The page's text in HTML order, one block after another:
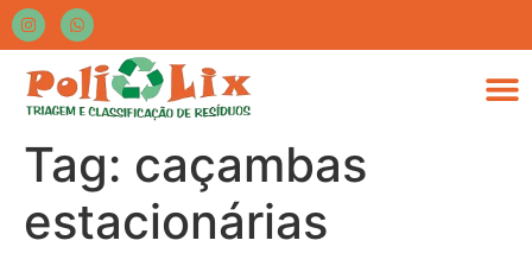
Tag: caçambas
estacionárias